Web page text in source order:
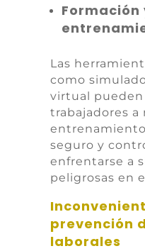
Formación
Las
como
virtual pueden
trabajadores a
seguro y
enfrentarse a
peligrosas en
prevención
laborales